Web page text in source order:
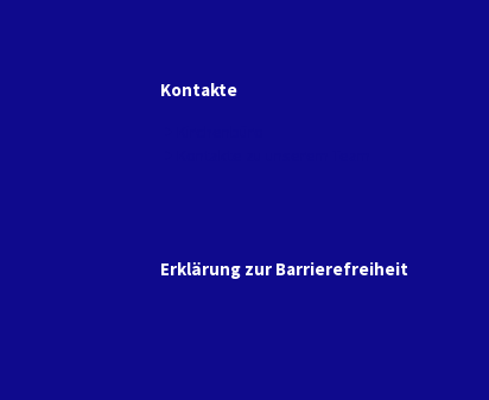
Kontakte
Erklärung zur Barrierefreiheit